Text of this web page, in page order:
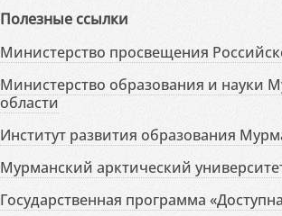
Полезные ссылки
Министерство просвещения
Министерство образования и науки
области
Институт развития образования
Мурманский арктический
Государственная программа